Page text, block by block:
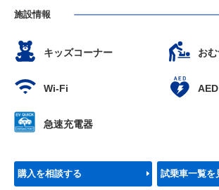
施設情報
キッズコーナー お
Wi-Fi AED
急速充電器
購入を相談する 試乗車一覧を